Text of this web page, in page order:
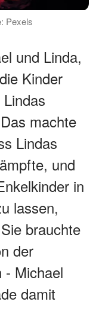
Pexels
und Linda,
Kinder
machte
Lindas
und
in
lassen,
brauchte
der
- Michael
damit